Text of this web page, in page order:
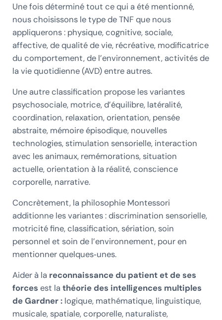
Une fois déterminé tout ce qui a été mentionné,
nous choisissons le type de TNF que nous
appliquerons : physique, cognitive, sociale,
affective, de qualité de vie, récréative, modificatrice
du comportement, de l’environnement, activités de
la vie quotidienne (AVD) entre autres.
Une autre classification propose les variantes
psychosociale, motrice, d’équilibre, latéralité,
coordination, relaxation, orientation, pensée
abstraite, mémoire épisodique, nouvelles
technologies, stimulation sensorielle, interaction
avec les animaux, remémorations, situation
actuelle, orientation à la réalité, conscience
corporelle, narrative.
Concrètement, la philosophie Montessori
additionne les variantes : discrimination sensorielle,
motricité fine, classification, sériation, soin
personnel et soin de l’environnement, pour en
mentionner quelques‑unes.
Aider à la reconnaissance du patient et de ses
forces est la théorie des intelligences multiples
de Gardner :logique, mathématique, linguistique,
musicale, spatiale, corporelle, naturaliste,